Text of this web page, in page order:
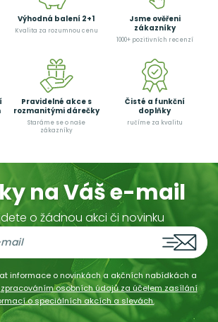
Výhodná balení 2+1
Kvalita za rozumnou cenu
Jsme ověřeni
zákazníky
1000+ pozitivních recenzí
Pravidelné akce s
rozmanitými dárečky
Staráme se o naše
zákazníky
Čisté a funkční
doplňky
ručíme za kvalitu
na Váš e-mail
o žádnou akci či novinku
informace o novinkách a akčních nabídkách a
zpracováním osobních údajů za účelem zasílání
o speciálních akcích a slevách.